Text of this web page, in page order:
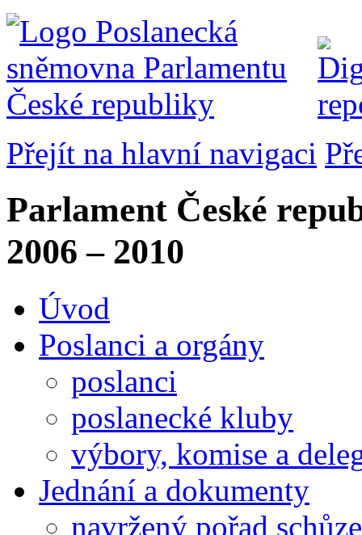
Přejít na hlavní navigaci
Parlament České
2006 – 2010
Úvod
Poslanci a orgány
poslanci
poslanecké kluby
výbory, komise a
Jednání a dokumenty
navržený pořad schůze